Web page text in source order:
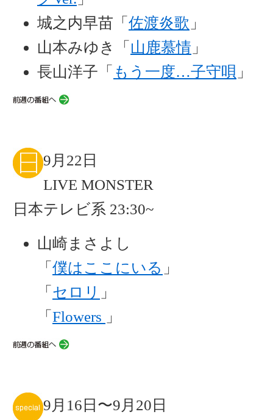
城之内早苗「 佐渡炎歌 」
山本みゆき「 山鹿慕情 」
長山洋子「 もう一度…子守唄 」
9月22日
LIVE MONSTER
日本テレビ系 23:30~
山崎まさよし
「 僕はここにいる 」
「 セロリ 」
「 Flowers 」
9月16日〜9月20日